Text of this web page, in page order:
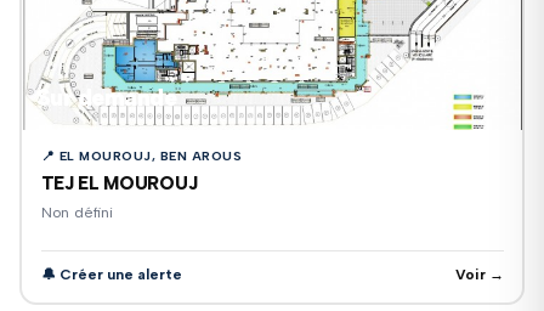
Sur demande
📍 EL MOUROUJ, BEN AROUS
TEJ EL MOUROUJ
Non défini
🔔 Créer une alerte Voir →